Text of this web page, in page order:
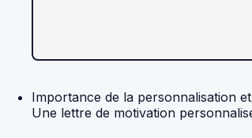
Importance de la personnalisation
Une lettre de motivation